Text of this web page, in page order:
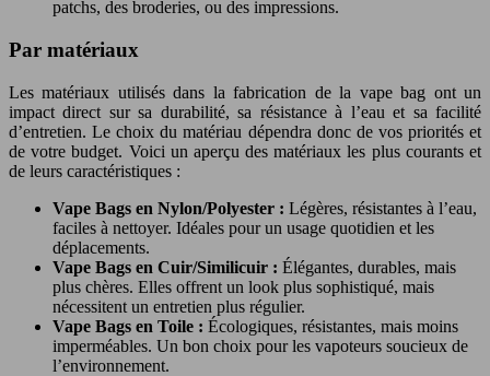
patchs, des broderies, ou des impressions.
Par matériaux
Les matériaux utilisés dans la fabrication de la vape bag ont un
impact direct sur sa durabilité, sa résistance à l’eau et sa facilité
d’entretien. Le choix du matériau dépendra donc de vos priorités et
de votre budget. Voici un aperçu des matériaux les plus courants et
de leurs caractéristiques :
Vape Bags en Nylon/Polyester : Légères, résistantes à l’eau,
faciles à nettoyer. Idéales pour un usage quotidien et les
déplacements.
Vape Bags en Cuir/Similicuir : Élégantes, durables, mais
plus chères. Elles offrent un look plus sophistiqué, mais
nécessitent un entretien plus régulier.
Vape Bags en Toile : Écologiques, résistantes, mais moins
imperméables. Un bon choix pour les vapoteurs soucieux de
l’environnement.